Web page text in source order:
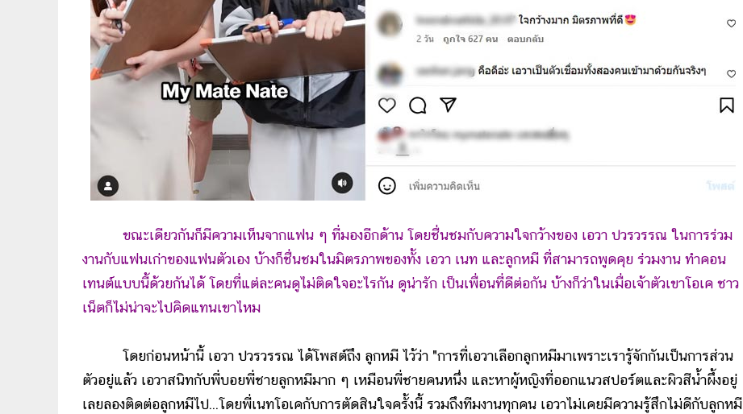
ขณะเดียวกันก็มีความเห็นจากแฟน ๆ ที่มองอีกด้าน โดยชื่นชมกับความใจกว้างของ เอวา ปวรวรรณ ในการร่วม
งานกับแฟนเก่าของแฟนตัวเอง บ้างก็ชื่นชมในมิตรภาพของทั้ง เอวา เนท และลูกหมี ที่สามารถพูดคุย ร่วมงาน ทำคอน
เทนต์แบบนี้ด้วยกันได้ โดยที่แต่ละคนดูไม่ติดใจอะไรกัน ดูน่ารัก เป็นเพื่อนที่ดีต่อกัน บ้างก็ว่าในเมื่อเจ้าตัวเขาโอเค ชาว
เน็ตก็ไม่น่าจะไปคิดแทนเขาไหม
โดยก่อนหน้านี้ เอวา ปวรวรรณ ได้โพสต์ถึง ลูกหมี ไว้ว่า "การที่เอวาเลือกลูกหมีมาเพราะเรารู้จักกันเป็นการส่วน
ตัวอยู่แล้ว เอวาสนิทกับพี่บอยพี่ชายลูกหมีมาก ๆ เหมือนพี่ชายคนหนึ่ง และหาผู้หญิงที่ออกแนวสปอร์ตและผิวสีน้ำผึ้งอยู่
เลยลองติดต่อลูกหมีไป...โดยพี่เนทโอเคกับการตัดสินใจครั้งนี้ รวมถึงทีมงานทุกคน เอวาไม่เคยมีความรู้สึกไม่ดีกับลูกหมี